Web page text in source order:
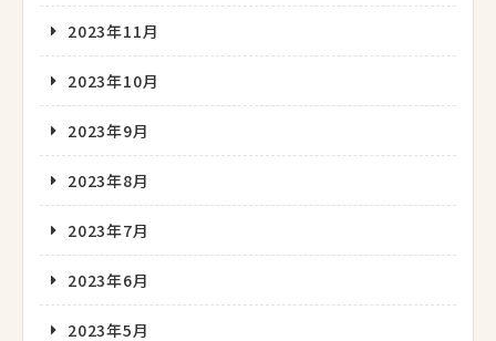
2023年11月
2023年10月
2023年9月
2023年8月
2023年7月
2023年6月
2023年5月